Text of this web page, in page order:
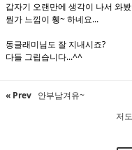
갑자기 오랜만에 생각이 나서 와
뭔가 느낌이 휑~ 하네요...
동글래미님도 잘 지내시죠?
다들 그립습니다...^^
« Prev 안부남겨유~
저